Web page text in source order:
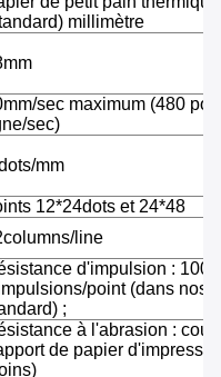
millimètre
sec maximum (480
sec)
mm
12*24dots et 24*48
line
d'impulsion : 100
point (dans nos
;
à l'abrasion :
de papier